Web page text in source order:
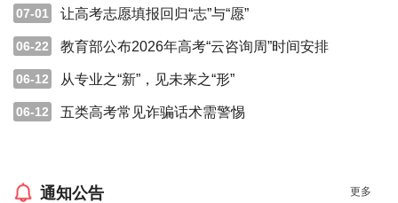
考生和家长可关注各批次录取进程，及时查询录取结果。另外，参
让高考志愿填报回归“志”与“愿”
07-01
教育部公布2026年高考“云咨询周”时间安排
06-22
从专业之“新”，见未来之“形”
06-12
五类高考常见诈骗话术需警惕
06-12
通知公告 更多